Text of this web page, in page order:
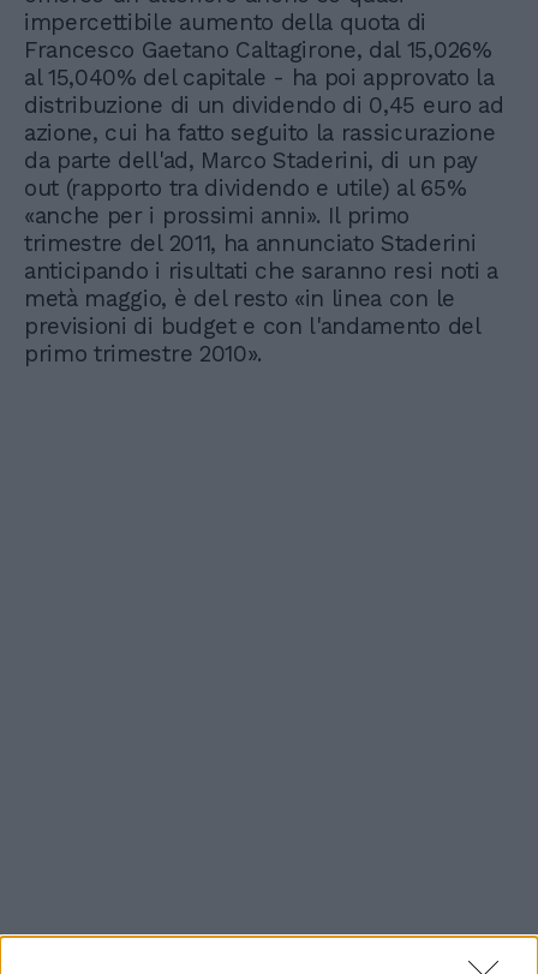
impercettibile aumento della quota di
Francesco Gaetano Caltagirone, dal 15,026%
al 15,040% del capitale - ha poi approvato la
distribuzione di un dividendo di 0,45 euro ad
azione, cui ha fatto seguito la rassicurazione
da parte dell'ad, Marco Staderini, di un pay
out (rapporto tra dividendo e utile) al 65%
«anche per i prossimi anni». Il primo
trimestre del 2011, ha annunciato Staderini
anticipando i risultati che saranno resi noti a
metà maggio, è del resto «in linea con le
previsioni di budget e con l'andamento del
primo trimestre 2010».